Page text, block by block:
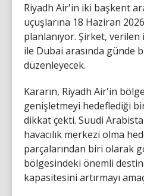
Riyadh Air'in iki başkent
uçuşlarına 18 Haziran
planlanıyor. Şirket, verilen
ile Dubai arasında günde
düzenleyecek.
Kararın, Riyadh Air'in
genişletmeyi hedeflediği
dikkat çekti. Suudi
havacılık merkezi olma
parçalarından biri olarak
bölgesindeki önemli
kapasitesini artırmayı